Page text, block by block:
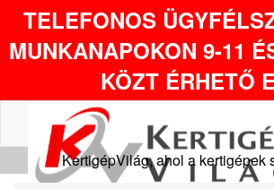
TELEFONOS
MUNKANAPOKON 9-11
KÖZT ÉRHETŐ
KertigépVilág, ahol a kertigépek